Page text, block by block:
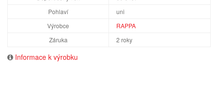
Pohlaví
uni
Výrobce
RAPPA
Záruka
2 roky
Informace k výrobku